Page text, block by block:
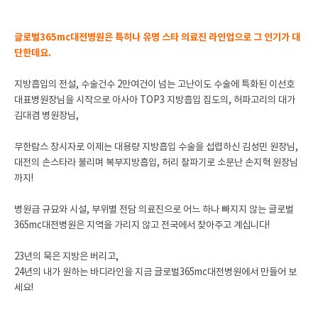
글로벌365mc대전병원은 특히나 유명 스타 의료진 라인업으로 그 인기가 대
단한데요.
지방흡입의 전설, 수술건수 2만여건이 넘는 고난이도 수술에 특화된 이선호
대표병원장님을 시작으로 아사아 TOP3 지방흡입 집도의, 허파고리의 대가
김대겸 병원장님,
무한람스 창시자로 이제는 대용량 지방흡입 수술을 섭렵하신 김성민 원장님,
대전의 손스타라 불리며 복부지방흡입, 허리 잘파기로 소문난 손지혁 원장님
까지!
병원급 규묘와 시설, 부위별 전담 의료진으로 어느 하나 빠지지 않는 글로벌
365mc대전병원은 지역을 가리지 않고 전국에서 찾아주고 계십니다!
23년의 묵은 지방은 버리고,
24년의 내가 원하는 바디라인을 지금 글로벌365mc대전병원에서 만들어 보
세요!